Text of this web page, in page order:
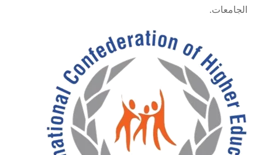
الجامعات.